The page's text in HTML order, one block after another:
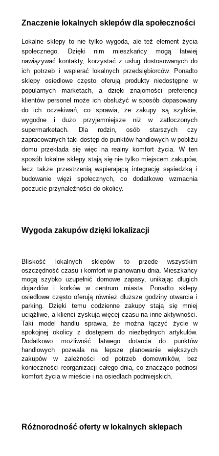
Znaczenie lokalnych sklepów dla społeczności
Lokalne sklepy to nie tylko wygoda, ale też element życia
społecznego. Dzięki nim mieszkańcy mogą łatwiej
nawiązywać kontakty, korzystać z usług dostosowanych do
ich potrzeb i wspierać lokalnych przedsiębiorców. Ponadto
sklepy osiedlowe często oferują produkty niedostępne w
popularnych marketach, a dzięki znajomości preferencji
klientów personel może ich obsłużyć w sposób dopasowany
do ich oczekiwań, co sprawia, że zakupy są szybkie,
wygodne i dużo przyjemniejsze niż w zatłoczonych
supermarketach. Dla rodzin, osób starszych czy
zapracowanych taki dostęp do punktów handlowych w pobliżu
domu przekłada się więc na realny komfort życia. W ten
sposób lokalne sklepy stają się nie tylko miejscem zakupów,
lecz także przestrzenią wspierającą integrację sąsiedzką i
budowanie więzi społecznych, co dodatkowo wzmacnia
poczucie przynależności do okolicy.
Wygoda zakupów dzięki lokalizacji
Bliskość lokalnych sklepów to przede wszystkim
oszczędność czasu i komfort w planowaniu dnia. Mieszkańcy
mogą szybko uzupełnić domowe zapasy, unikając długich
dojazdów i korków w centrum miasta. Ponadto sklepy
osiedlowe często oferują również dłuższe godziny otwarcia i
parking. Dzięki temu codzienne zakupy stają się mniej
uciążliwe, a klienci zyskują więcej czasu na inne aktywności.
Taki model handlu sprawia, że można łączyć życie w
spokojnej okolicy z dostępem do niezbędnych artykułów.
Dodatkowo możliwość łatwego dotarcia do punktów
handlowych pozwala na lepsze planowanie większych
zakupów w zależności od potrzeb domowników, bez
konieczności reorganizacji całego dnia, co znacząco podnosi
komfort życia w mieście i na osiedlach podmiejskich.
Różnorodność oferty w lokalnych sklepach